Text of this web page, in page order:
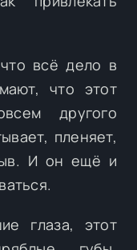
всё дело в
что этот
другого
пленяет,
И он ещё и
глаза, этот